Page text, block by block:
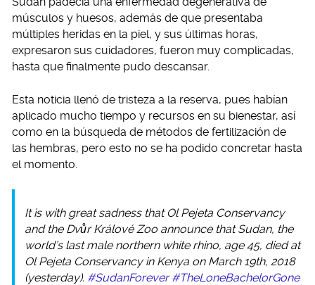
músculos y huesos, además de que presentaba
múltiples heridas en la piel, y sus últimas horas,
expresaron sus cuidadores, fueron muy complicadas,
hasta que finalmente pudo descansar.
Esta noticia llenó de tristeza a la reserva, pues habían
aplicado mucho tiempo y recursos en su bienestar, así
como en la búsqueda de métodos de fertilización de
las hembras, pero esto no se ha podido concretar hasta
el momento.
It is with great sadness that Ol Pejeta Conservancy
and the Dvůr Králové Zoo announce that Sudan, the
world’s last male northern white rhino, age 45, died at
Ol Pejeta Conservancy in Kenya on March 19th, 2018
(yesterday). #SudanForever #TheLoneBachelorGone